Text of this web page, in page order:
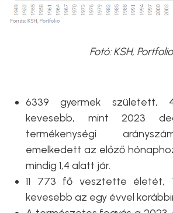
Fotó: KSH, Portfolio
6339 gyermek született,
kevesebb, mint 2023
termékenységi
emelkedett az előző
mindig 1,4 alatt jár.
11 773 fő vesztette életét,
kevesebb az egy évvel